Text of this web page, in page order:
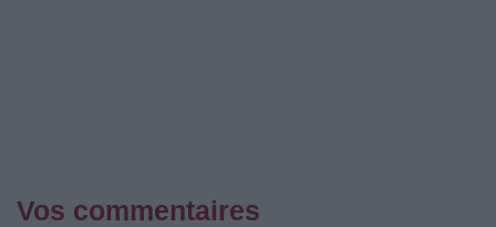
Vos commentaires